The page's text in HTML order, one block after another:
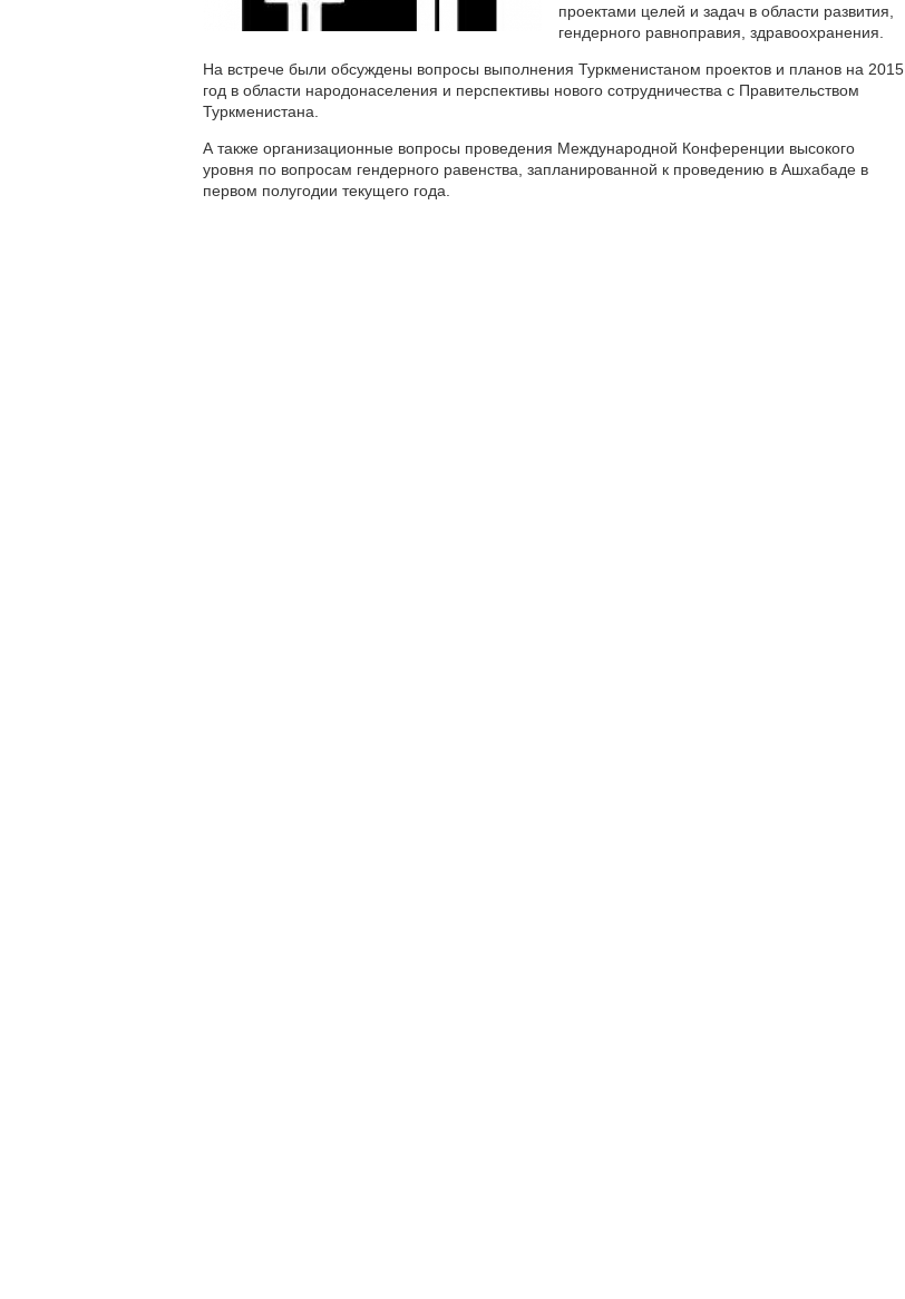
проектами целей и задач в области развития,
гендерного равноправия, здравоохранения.
На встрече были обсуждены вопросы выполнения Туркменистаном проектов и планов на 2015
год в области народонаселения и перспективы нового сотрудничества с Правительством
Туркменистана.
А также организационные вопросы проведения Международной Конференции высокого
уровня по вопросам гендерного равенства, запланированной к проведению в Ашхабаде в
первом полугодии текущего года.